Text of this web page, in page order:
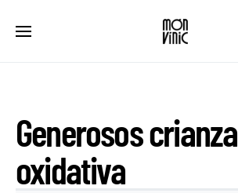
Generosos crianza
oxidativa